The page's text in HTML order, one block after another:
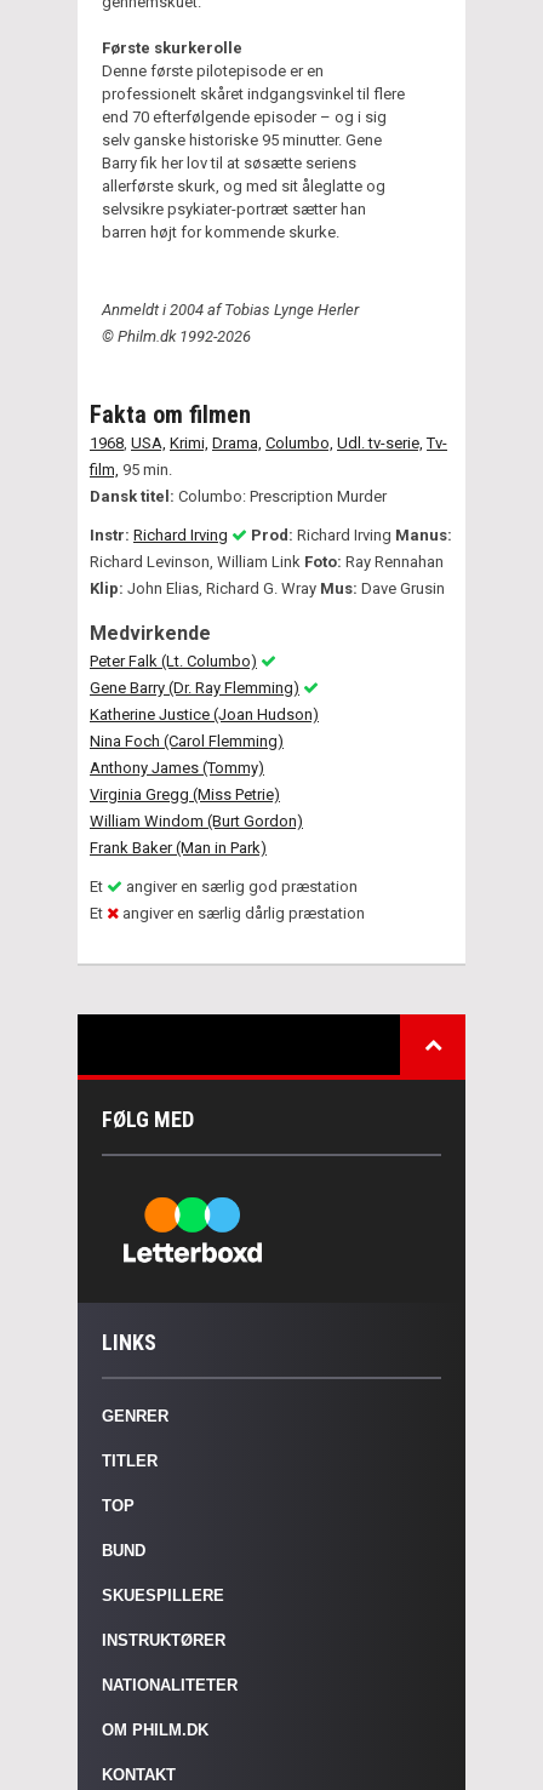
Første skurkerolle
Denne første pilotepisode er en
professionelt skåret indgangsvinkel til flere
end 70 efterfølgende episoder – og i sig
selv ganske historiske 95 minutter. Gene
Barry fik her lov til at søsætte seriens
allerførste skurk, og med sit åleglatte og
selvsikre psykiater-portræt sætter han
barren højt for kommende skurke.
Anmeldt i 2004 af Tobias Lynge Herler
© Philm.dk 1992-2026
Fakta om filmen
1968 USA, Krimi, Drama, Columbo, Udl. tv-serie, Tv-
film, 95 min.
Dansk titel: Columbo: Prescription Murder
Instr: Richard Irving Prod: Richard Irving Manus:
Richard Levinson, William Link Foto: Ray Rennahan
Klip: John Elias, Richard G. Wray Mus: Dave Grusin
Medvirkende
Peter Falk (Lt. Columbo)
Gene Barry (Dr. Ray Flemming)
Katherine Justice (Joan Hudson)
Nina Foch (Carol Flemming)
Anthony James (Tommy)
Virginia Gregg (Miss Petrie)
William Windom (Burt Gordon)
Frank Baker (Man in Park)
Et
angiver en særlig god præstation
Et
angiver en særlig dårlig præstation
FØLG MED
LINKS
GENRER
TITLER
TOP
BUND
SKUESPILLERE
INSTRUKTØRER
NATIONALITETER
OM PHILM.DK
KONTAKT